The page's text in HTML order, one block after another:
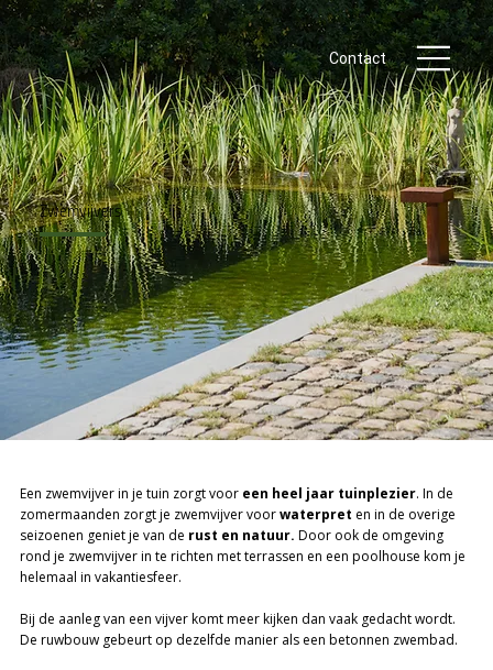
Contact
Zwemvijvers
Een zwemvijver in je tuin zorgt voor een heel jaar tuinplezier. In de
zomermaanden zorgt je zwemvijver voorwaterpret en in de overige
seizoenen geniet je van de rust en natuur. Door ook de omgeving
rond je zwemvijver in te richten met terrassen en een poolhouse kom je
helemaal in vakantiesfeer.
Bij de aanleg van een vijver komt meer kijken dan vaak gedacht wordt.
De ruwbouw gebeurt op dezelfde manier als een betonnen zwembad.